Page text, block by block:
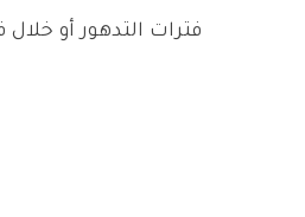
فترات التدهور أو